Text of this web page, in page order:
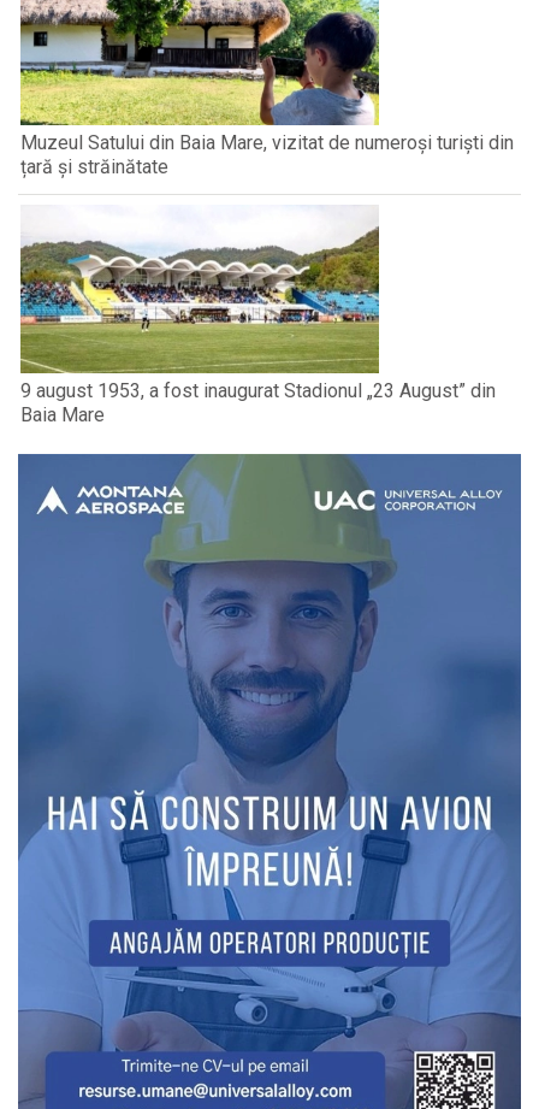
Muzeul Satului din Baia Mare, vizitat de numeroși turiști din
țară și străinătate
9 august 1953, a fost inaugurat Stadionul „23 August” din
Baia Mare